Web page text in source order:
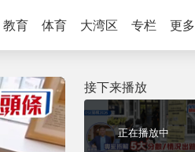
教育 体育 大湾区 专栏 更多
接下来播放
正在播放中